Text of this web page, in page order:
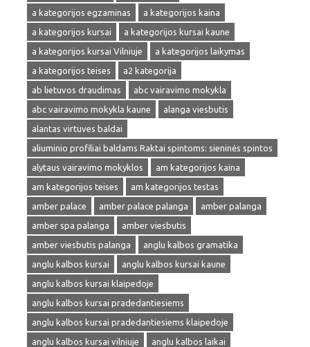
a kategorijos egzaminas
a kategorijos kaina
a kategorijos kursai
a kategorijos kursai kaune
a kategorijos kursai Vilniuje
a kategorijos laikymas
a kategorijos teises
a2 kategorija
ab lietuvos draudimas
abc vairavimo mokykla
abc vairavimo mokykla kaune
alanga viesbutis
alantas virtuves baldai
aliuminio profiliai baldams Raktai spintoms: sieninės spintos
alytaus vairavimo mokyklos
am kategorijos kaina
am kategorijos teises
am kategorijos testas
amber palace
amber palace palanga
amber palanga
amber spa palanga
amber viesbutis
amber viesbutis palanga
anglu kalbos gramatika
anglu kalbos kursai
anglu kalbos kursai kaune
anglu kalbos kursai klaipedoje
anglu kalbos kursai pradedantiesiems
anglu kalbos kursai pradedantiesiems klaipedoje
anglu kalbos kursai vilniuje
anglu kalbos laikai